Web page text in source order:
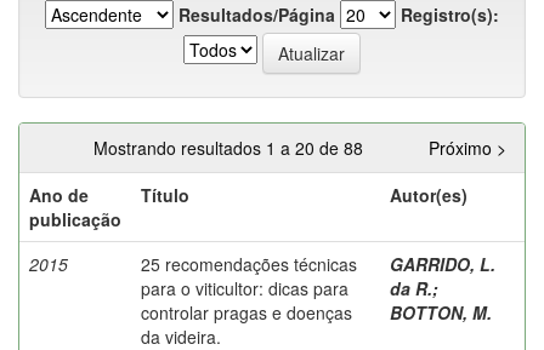
Resultados/Página
Registro(s):
Mostrando resultados 1 a 20 de 88
Próximo >
Ano de
publicação
Título Autor(es)
2015
25 recomendações técnicas
para o viticultor: dicas para
controlar pragas e doenças
da videira.
GARRIDO, L.
da R.;
BOTTON, M.